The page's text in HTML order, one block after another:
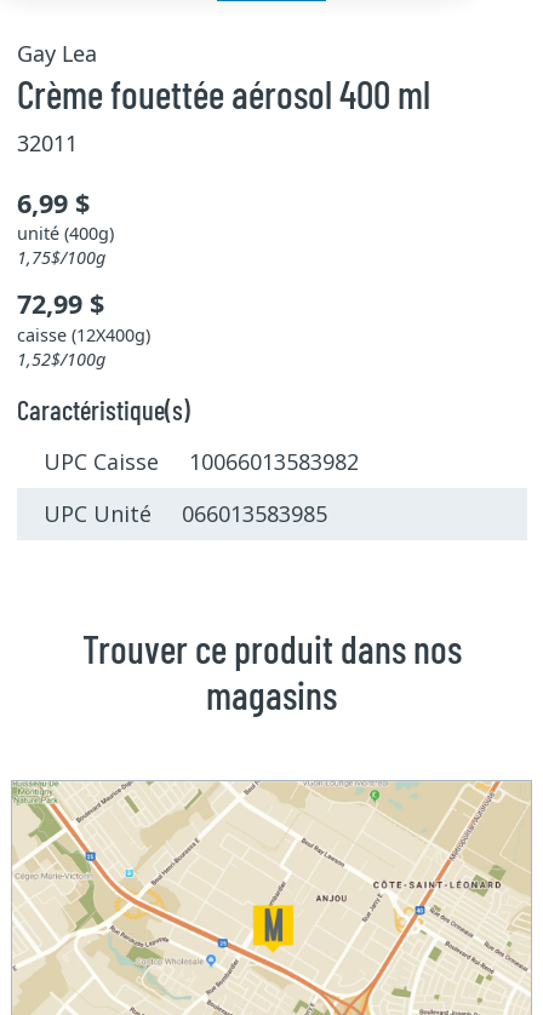
Gay Lea
Crème fouettée aérosol 400 ml
32011
6,99 $
unité (400g)
1,75$/100g
72,99 $
caisse (12X400g)
1,52$/100g
Caractéristique(s)
UPC Caisse 10066013583982
UPC Unité 066013583985
Trouver ce produit dans nos
magasins